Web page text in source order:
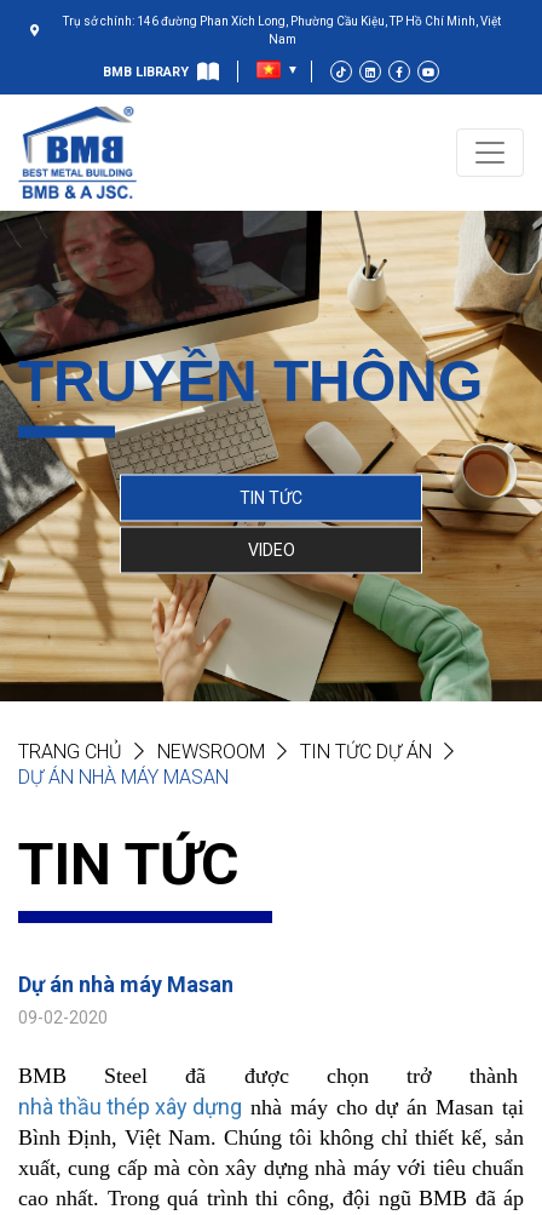
Trụ sở chính: 146 đường Phan Xích Long, Phường Cầu Kiệu, TP Hồ Chí Minh, Việt
Nam
BMB LIBRARY
TRUYỀN THÔNG
TIN TỨC
VIDEO
TRANG CHỦ NEWSROOM
TIN TỨC DỰ ÁN
DỰ ÁN NHÀ MÁY MASAN
TIN TỨC
Dự án nhà máy Masan
09-02-2020
BMB Steel đã được chọn trở thành
nhà thầu thép xây dựng nhà máy cho dự án Masan tại
Bình Định, Việt Nam. Chúng tôi không chỉ thiết kế, sản
xuất, cung cấp mà còn xây dựng nhà máy với tiêu chuẩn
cao nhất. Trong quá trình thi công, đội ngũ BMB đã áp